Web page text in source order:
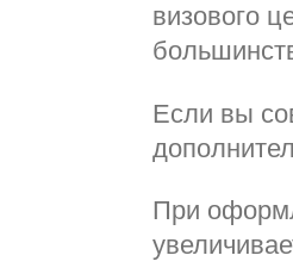
визового
Если вы
При